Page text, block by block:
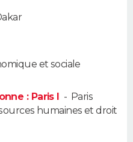
et sociale
: Paris I - Paris
humaines et droit